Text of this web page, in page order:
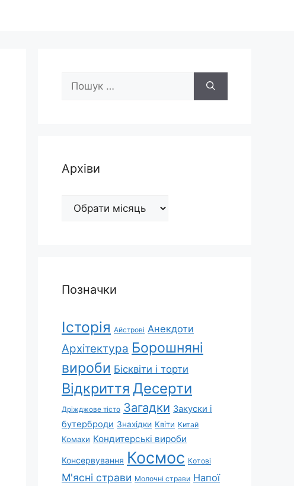
Пошук:
Архіви
Архіви
Позначки
Історія Айстрові Анекдоти
Архітектура Борошняні
вироби Бісквіти і торти
Відкриття Десерти
Дріжджове тісто Загадки Закуски і
бутерброди Знахідки Квіти Китай
Комахи Кондитерські вироби
Консервування Космос Котові
М'ясні страви Молочні страви Напої